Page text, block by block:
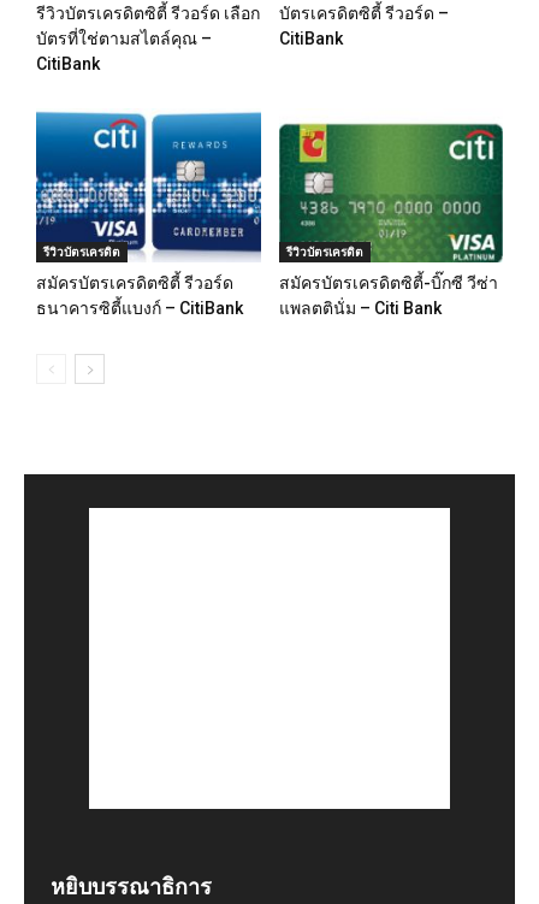
รีวิวบัตรเครดิตซิตี้ รีวอร์ด เลือก
บัตรที่ใช่ตามสไตล์คุณ –
CitiBank
บัตรเครดิตซิตี้ รีวอร์ด –
CitiBank
รีวิวบัตรเครดิต
สมัครบัตรเครดิตซิตี้ รีวอร์ด
ธนาคารซิตี้แบงก์ – CitiBank
รีวิวบัตรเครดิต
สมัครบัตรเครดิตซิตี้-บิ๊กซี วีซ่า
แพลตตินั่ม – Citi Bank
หยิบบรรณาธิการ